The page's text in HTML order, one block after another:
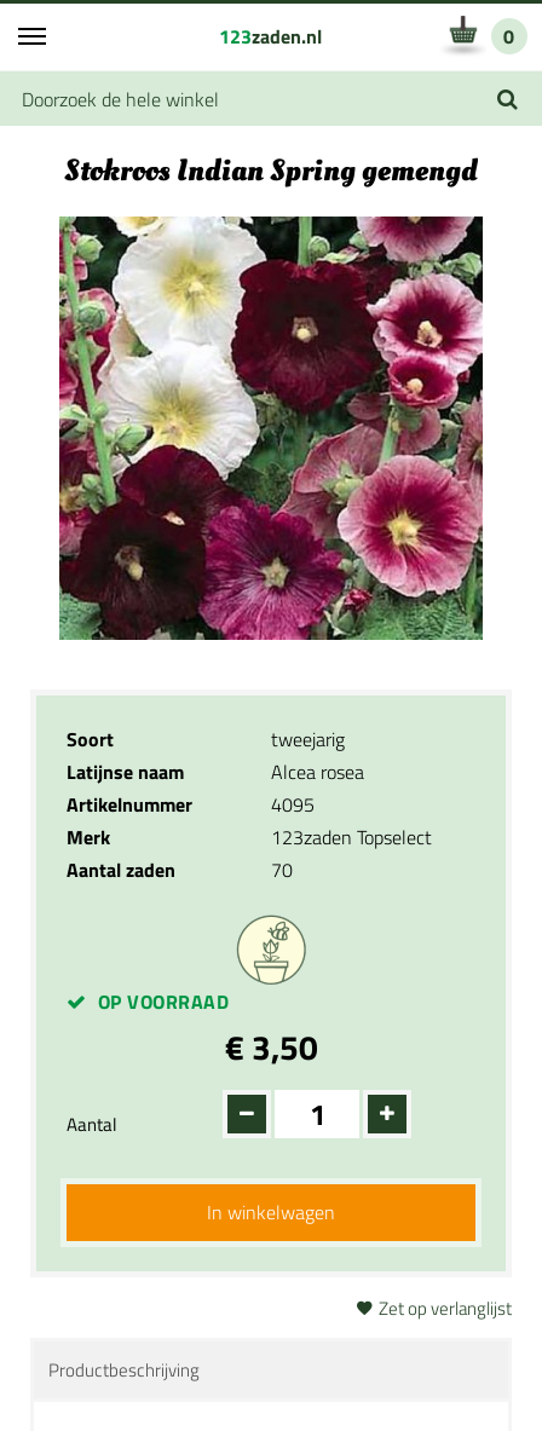
123zaden.nl 0
Stokroos Indian Spring gemengd
Soort
tweejarig
Latijnse naam
Alcea rosea
Artikelnummer
4095
Merk
123zaden Topselect
Aantal zaden
70
OP VOORRAAD
€ 3,50
Aantal
In winkelwagen
Zet op verlanglijst
Productbeschrijving